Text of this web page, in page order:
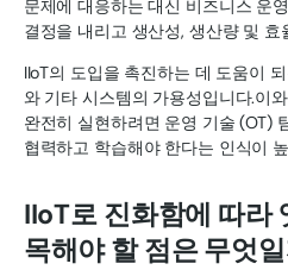
문제에 대응하는 대신 비즈니스 운
결정을 내리고 생산성, 생산량 및
IIoT의 도입을 촉진하는 데 도움이
와 기타 시스템의 가용성입니다.이
완전히 실현하려면 운영 기술 (OT)
협력하고 학습해야 한다는 인식이
IIoT로 진화함에 따라
목해야 할 점은 무엇